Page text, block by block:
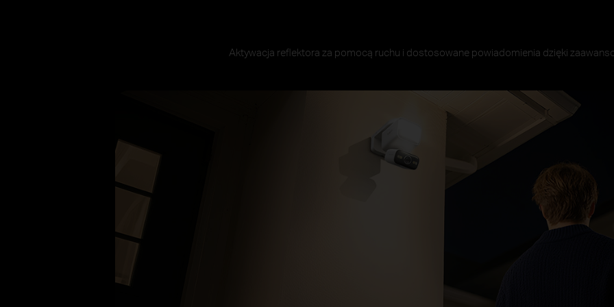
Aktywacja reflektora za pomocą ruchu i dostosowane powiadomienia dzięki